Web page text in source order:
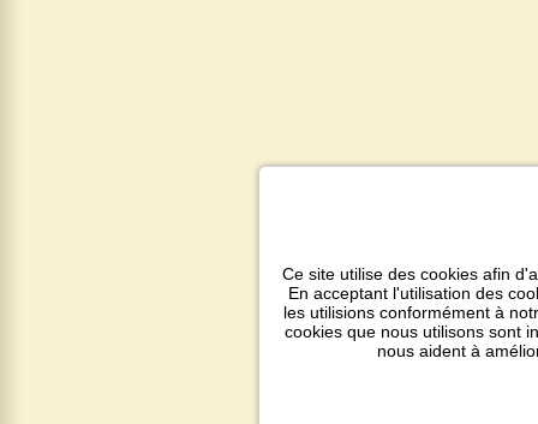
Ce site utilise des cookies afin
En acceptant l'utilisation des
les utilisions conformément à
cookies que nous utilisons sont
nous aident à